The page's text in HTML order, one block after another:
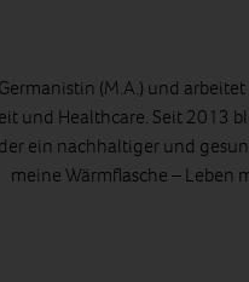
(M.A.) und
und Healthcare. Seit 2013
ein nachhaltiger und
meine Wärmflasche – Leben